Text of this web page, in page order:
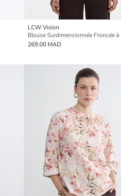
LCW Vision
269.00 MAD